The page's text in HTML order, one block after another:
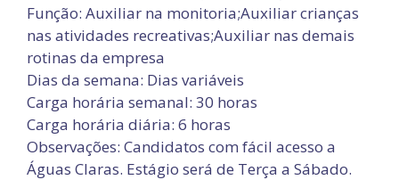
Função: Auxiliar na monitoria;Auxiliar crianças
nas atividades recreativas;Auxiliar nas demais
rotinas da empresa
Dias da semana: Dias variáveis
Carga horária semanal: 30 horas
Carga horária diária: 6 horas
Observações: Candidatos com fácil acesso a
Águas Claras. Estágio será de Terça a Sábado.